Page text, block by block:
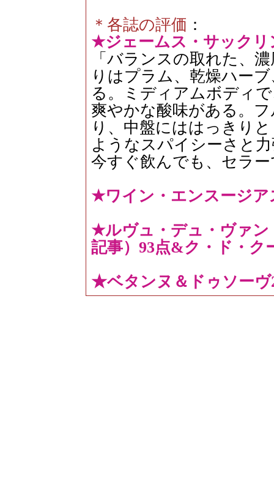
＊各誌の評価 ：
★ジェームス・サック
「バランスの取れた、
りはプラム、乾燥ハー
る。ミディアムボディ
爽やかな酸味がある。
り、中盤にははっきり
ようなスパイシーさと
今すぐ飲んでも、セラ
★ワイン・エンスージ
★ルヴュ・デュ・ヴァン
記事）93点&ク・ド・ク
★ベタンヌ＆ドゥソーヴ